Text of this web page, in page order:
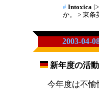
# Intoxica[>
か。 > 東条
2003-04-
新年度の活
今年度は不愉